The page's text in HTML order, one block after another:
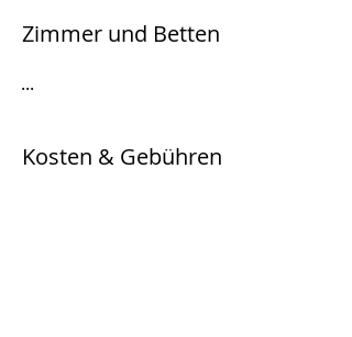
Zimmer und Betten
...
Kosten & Gebühren